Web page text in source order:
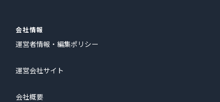
会社情報
運営者情報・編集ポリシー
運営会社サイト
会社概要